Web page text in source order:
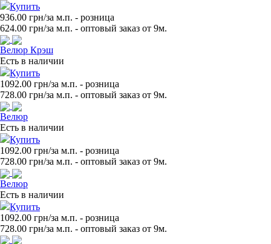
Купить
936.00 грн/за м.п. - розница
624.00 грн/за м.п. - оптовый заказ от 9м.
Велюр Крэш
Есть в наличии
Купить
1092.00 грн/за м.п. - розница
728.00 грн/за м.п. - оптовый заказ от 9м.
Велюр
Есть в наличии
Купить
1092.00 грн/за м.п. - розница
728.00 грн/за м.п. - оптовый заказ от 9м.
Велюр
Есть в наличии
Купить
1092.00 грн/за м.п. - розница
728.00 грн/за м.п. - оптовый заказ от 9м.